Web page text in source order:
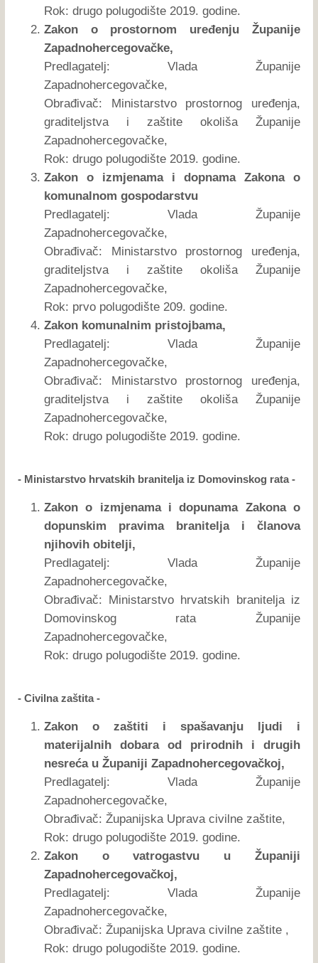
Rok: drugo polugodište 2019. godine.
Zakon o prostornom uređenju Županije
Zapadnohercegovačke,
Predlagatelj: Vlada Županije
Zapadnohercegovačke,
Obrađivač: Ministarstvo prostornog uređenja,
graditeljstva i zaštite okoliša Županije
Zapadnohercegovačke,
Rok: drugo polugodište 2019. godine.
Zakon o izmjenama i dopnama Zakona o
komunalnom gospodarstvu
Predlagatelj: Vlada Županije
Zapadnohercegovačke,
Obrađivač: Ministarstvo prostornog uređenja,
graditeljstva i zaštite okoliša Županije
Zapadnohercegovačke,
Rok: prvo polugodište 209. godine.
Zakon komunalnim pristojbama,
Predlagatelj: Vlada Županije
Zapadnohercegovačke,
Obrađivač: Ministarstvo prostornog uređenja,
graditeljstva i zaštite okoliša Županije
Zapadnohercegovačke,
Rok: drugo polugodište 2019. godine.
- Ministarstvo hrvatskih branitelja iz Domovinskog rata -
Zakon o izmjenama i dopunama Zakona o
dopunskim pravima branitelja i članova
njihovih obitelji,
Predlagatelj: Vlada Županije
Zapadnohercegovačke,
Obrađivač: Ministarstvo hrvatskih branitelja iz
Domovinskog rata Županije
Zapadnohercegovačke,
Rok: drugo polugodište 2019. godine.
- Civilna zaštita -
Zakon o zaštiti i spašavanju ljudi i
materijalnih dobara od prirodnih i drugih
nesreća u Županiji Zapadnohercegovačkoj,
Predlagatelj: Vlada Županije
Zapadnohercegovačke,
Obrađivač: Županijska Uprava civilne zaštite,
Rok: drugo polugodište 2019. godine.
Zakon o vatrogastvu u Županiji
Zapadnohercegovačkoj,
Predlagatelj: Vlada Županije
Zapadnohercegovačke,
Obrađivač: Županijska Uprava civilne zaštite ,
Rok: drugo polugodište 2019. godine.